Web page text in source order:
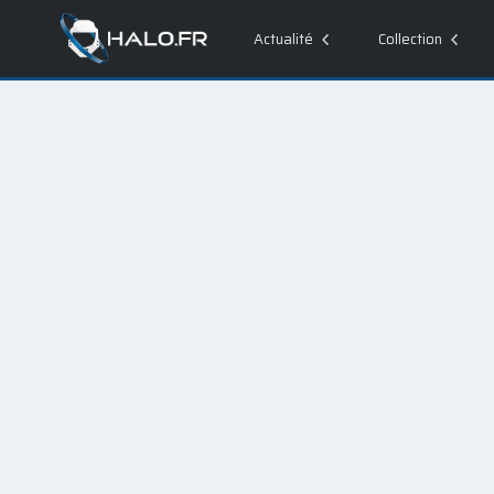
Actualité Collection